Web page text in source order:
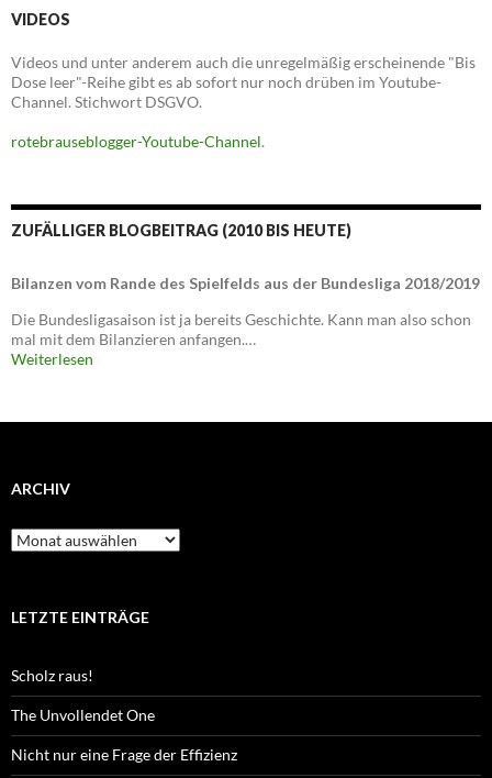
VIDEOS
Videos und unter anderem auch die unregelmäßig erscheinende "Bis
Dose leer"-Reihe gibt es ab sofort nur noch drüben im Youtube-
Channel. Stichwort DSGVO.
rotebrauseblogger-Youtube-Channel.
ZUFÄLLIGER BLOGBEITRAG (2010 BIS HEUTE)
Bilanzen vom Rande des Spielfelds aus der Bundesliga 2018/2019
Die Bundesligasaison ist ja bereits Geschichte. Kann man also schon
mal mit dem Bilanzieren anfangen.…
Weiterlesen
ARCHIV
Archiv
LETZTE EINTRÄGE
Scholz raus!
The Unvollendet One
Nicht nur eine Frage der Effizienz